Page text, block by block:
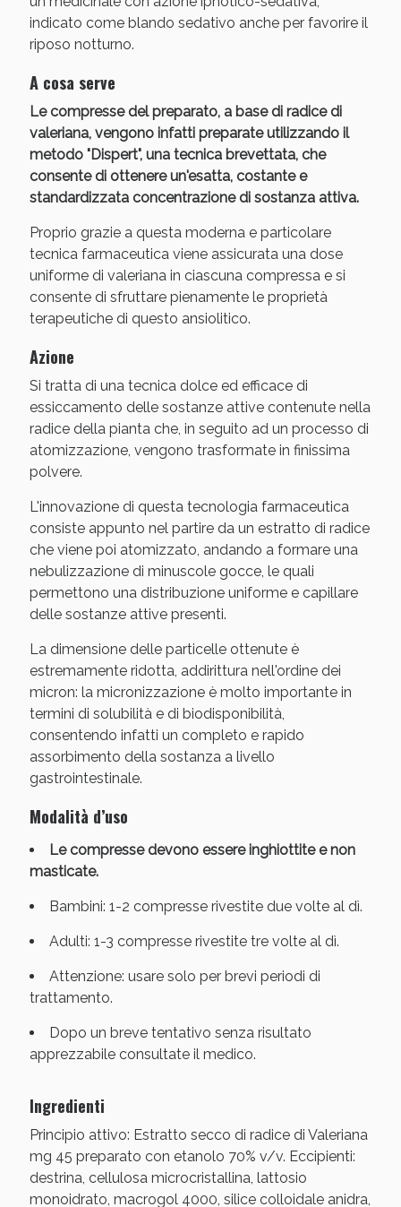
indicato come blando sedativo anche per favorire il
riposo notturno.
A cosa serve
Le compresse del preparato, a base di radice di
valeriana, vengono infatti preparate utilizzando il
metodo "Dispert", una tecnica brevettata, che
consente di ottenere un'esatta, costante e
standardizzata concentrazione di sostanza attiva.
Proprio grazie a questa moderna e particolare
tecnica farmaceutica viene assicurata una dose
uniforme di valeriana in ciascuna compressa e si
consente di sfruttare pienamente le proprietà
terapeutiche di questo ansiolitico.
Azione
Si tratta di una tecnica dolce ed efficace di
essiccamento delle sostanze attive contenute nella
radice della pianta che, in seguito ad un processo di
atomizzazione, vengono trasformate in finissima
polvere.
L'innovazione di questa tecnologia farmaceutica
consiste appunto nel partire da un estratto di radice
che viene poi atomizzato, andando a formare una
nebulizzazione di minuscole gocce, le quali
permettono una distribuzione uniforme e capillare
delle sostanze attive presenti.
La dimensione delle particelle ottenute è
estremamente ridotta, addirittura nell'ordine dei
micron: la micronizzazione è molto importante in
termini di solubilità e di biodisponibilità,
consentendo infatti un completo e rapido
assorbimento della sostanza a livello
gastrointestinale.
Modalità d’uso
Le compresse devono essere inghiottite e non
masticate.
Bambini: 1-2 compresse rivestite due volte al dì.
Adulti: 1-3 compresse rivestite tre volte al dì.
Attenzione: usare solo per brevi periodi di
trattamento.
Dopo un breve tentativo senza risultato
apprezzabile consultate il medico.
Ingredienti
Principio attivo: Estratto secco di radice di Valeriana
mg 45 preparato con etanolo 70% v/v. Eccipienti:
destrina, cellulosa microcristallina, lattosio
monoidrato, macrogol 4000, silice colloidale anidra,
Sconto fino al 55% disponibile oggi!
Vie Urinarie e Prostata: Sconti fino al 45% oggi!
Benessere Intestinale: Sconto fino al 55% valido
oggi!
Scopri le offerte di Oggi